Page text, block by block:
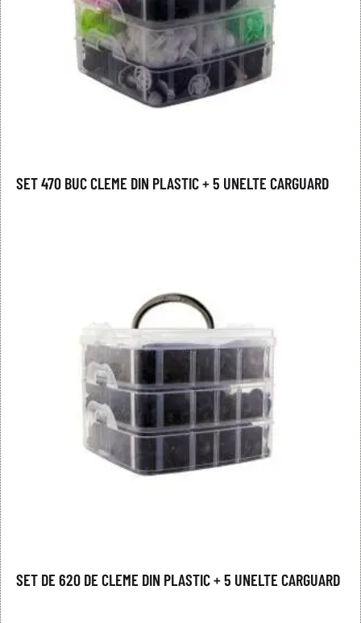
SET 470 BUC CLEME DIN PLASTIC + 5 UNELTE CARGUARD
SET DE 620 DE CLEME DIN PLASTIC + 5 UNELTE CARGUARD